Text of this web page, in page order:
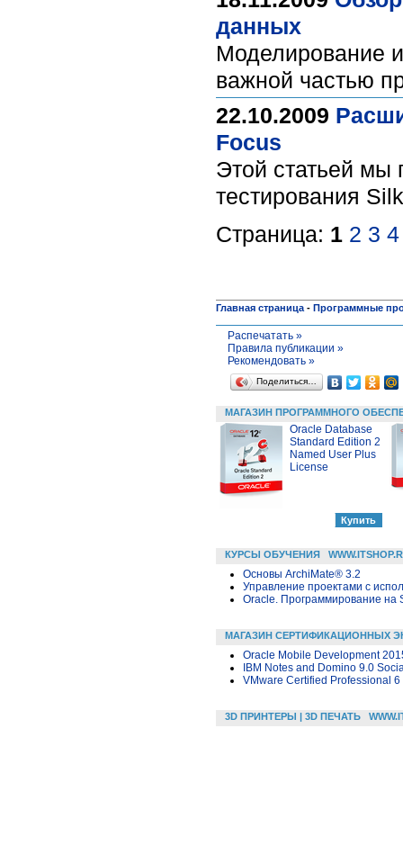
данных
Моделирование
важной частью
22.10.2009
Focus
Этой статьей мы
тестирования
Страница: 1 2 3 4
Главная страница - Программные
Распечатать »
Правила публикации »
Рекомендовать »
Поделиться…
МАГАЗИН ПРОГРАММНОГО
Oracle Database
Standard Edition 2
Named User Plus
License
КУРСЫ ОБУЧЕНИЯ
Основы ArchiMate® 3.2
Управление проектами с
Oracle. Программирование на
МАГАЗИН СЕРТИФИКАЦИОННЫХ
Oracle Mobile Development
IBM Notes and Domino 9.0
VMware Certified Professional
3D ПРИНТЕРЫ | 3D ПЕЧАТЬ